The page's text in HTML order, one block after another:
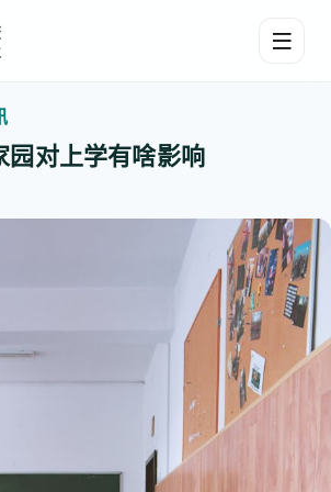
园对上学有啥影响